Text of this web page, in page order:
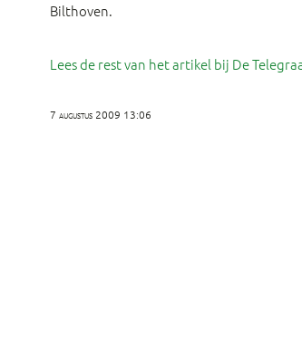
Bilthoven.
Lees de rest van het artikel bij De
7 augustus 2009 13:06